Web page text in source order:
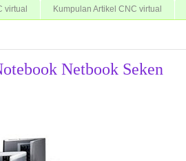
virtual Kumpulan Artikel CNC virtual
Netbook Seken